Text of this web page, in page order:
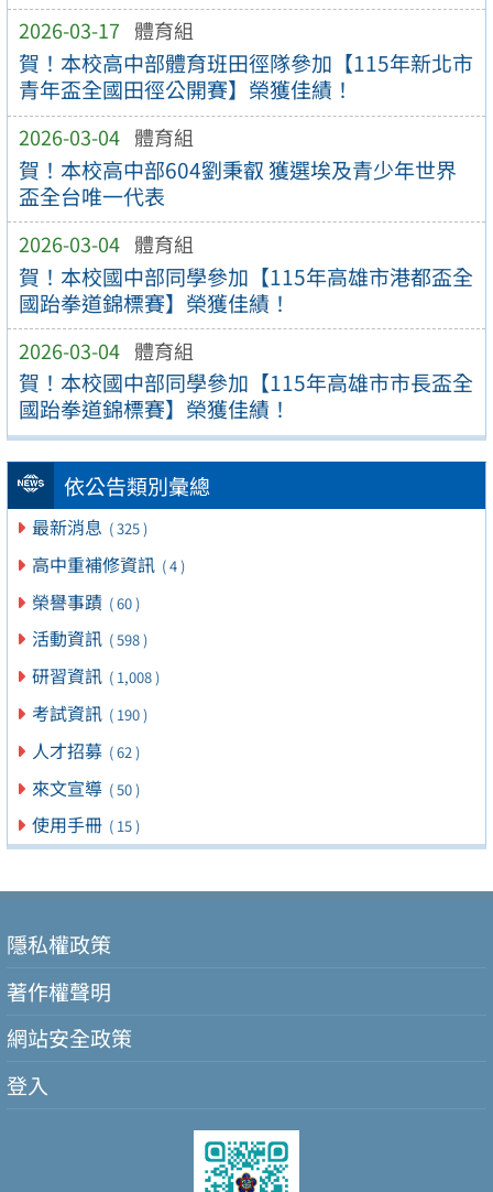
2026-03-17 體育組
賀！本校高中部體育班田徑隊參加【115年新北市
青年盃全國田徑公開賽】榮獲佳績！
2026-03-04 體育組
賀！本校高中部604劉秉叡 獲選埃及青少年世界
盃全台唯一代表
2026-03-04 體育組
賀！本校國中部同學參加【115年高雄市港都盃全
國跆拳道錦標賽】榮獲佳績！
2026-03-04 體育組
賀！本校國中部同學參加【115年高雄市市長盃全
國跆拳道錦標賽】榮獲佳績！
依公告類別彙總
最新消息 ( 325 )
高中重補修資訊 ( 4 )
榮譽事蹟 ( 60 )
活動資訊 ( 598 )
研習資訊 ( 1,008 )
考試資訊 ( 190 )
人才招募 ( 62 )
來文宣導 ( 50 )
使用手冊 ( 15 )
隱私權政策
著作權聲明
網站安全政策
登入